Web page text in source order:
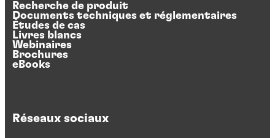
Recherche de produit
Documents techniques et réglementaires
Études de cas
Livres blancs
Webinaires
Brochures
eBooks
Réseaux sociaux